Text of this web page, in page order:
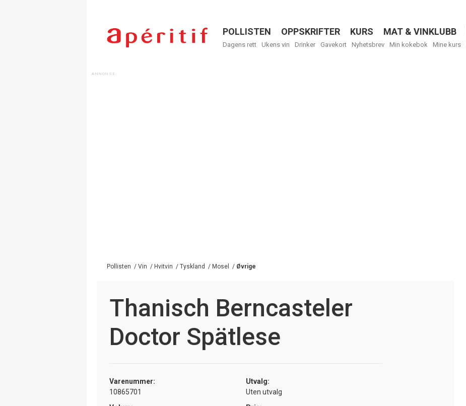
Menu
POLLISTEN OPPSKRIFTER KURS MAT & VINKLUBB
Dagens rett Ukens vin Drinker Gavekort Nyhetsbrev Min kokebok Mine kurs
Pollisten / Vin / Hvitvin / Tyskland / Mosel / Øvrige
Thanisch Berncasteler
Doctor Spätlese
Varenummer:
10865701
Utvalg:
Uten utvalg